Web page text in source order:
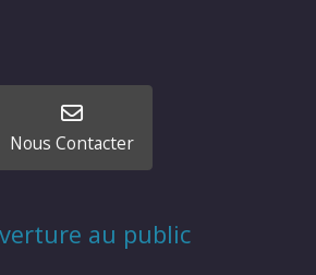
Nous Contacter
au public